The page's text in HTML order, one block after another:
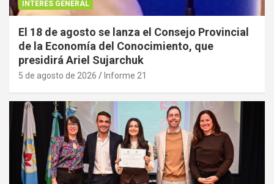
INTERES GENERAL
El 18 de agosto se lanza el Consejo Provincial
de la Economía del Conocimiento, que
presidirá Ariel Sujarchuk
5 de agosto de 2026 Informe 21